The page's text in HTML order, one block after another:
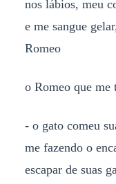
nos lábios, meu
e me sangue
Romeo
o Romeo que me
- o gato comeu
me fazendo o
escapar de suas